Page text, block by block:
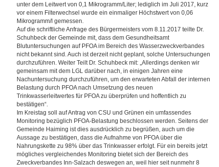
unter dem Leitwert von 0,1 Mikrogramm/Liter; lediglich im Juli 2017, kurz
vor einem Filterwechsel wurde ein einmaliger Höchstwert von 0,06
Mikrogramm/l gemessen.
Auf die schriftliche Anfrage des Bürgermeisters vom 8.11.2017 teilte Dr.
Schuhbeck der Gemeinde mit, dass dem Gesundheitsamt
Blutuntersuchungen auf PFOA im Bereich des Wasserzweckverbandes
nicht bekannt sind. Auch ist derzeit nicht geplant, solche Untersuchungen
durchzuführen. Weiter Teilt Dr. Schuhbeck mit: „Allerdings denken wir
gemeinsam mit dem LGL darüber nach, in einigen Jahren eine
Nachuntersuchung durchzuführen, um den erwarteten Abfall der internen
Belastung durch PFOA nach Umsetzung des neuen
Trinkwasserleitwertes für PFOA zu überprüfen und hoffentlich zu
bestätigen“.
Im Kreistag soll auf Antrag von CSU und Grünen ein umfassendes
Monitoring bezüglich PFOA-Belastung beschlossen werden. Seitens der
Gemeinde Haiming ist dies ausdrücklich zu begrüßen, auch um die
Aussage zu bestätigen, dass die Aufnahme von PFOA über die
Nahrungskette zu 98% über das Trinkwasser erfolgt. Für ein bereits jetzt
mögliches vergleichendes Monitoring bietet sich der Bereich des
Zweckverbandes Inn-Salzach deswegen an, weil hier seit nunmehr 8